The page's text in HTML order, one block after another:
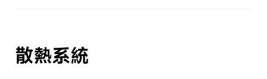
散熱系統